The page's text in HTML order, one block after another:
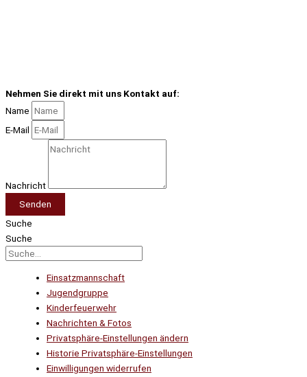
Nehmen Sie direkt mit uns Kontakt auf:
Name
E-Mail
Nachricht
Senden
Suche
Suche
Einsatzmannschaft
Jugendgruppe
Kinderfeuerwehr
Nachrichten & Fotos
Privatsphäre-Einstellungen ändern
Historie Privatsphäre-Einstellungen
Einwilligungen widerrufen